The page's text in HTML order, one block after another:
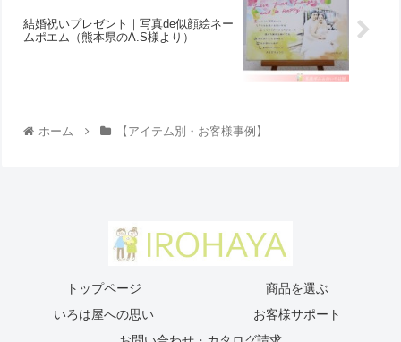
結婚祝いプレゼント｜写真de似顔絵ネー
ムポエム（熊本県のA.S様より ）
ホーム 【アイテム別・お客様事例】
トップページ
商品を選ぶ
いろは屋への思い
お客様サポート